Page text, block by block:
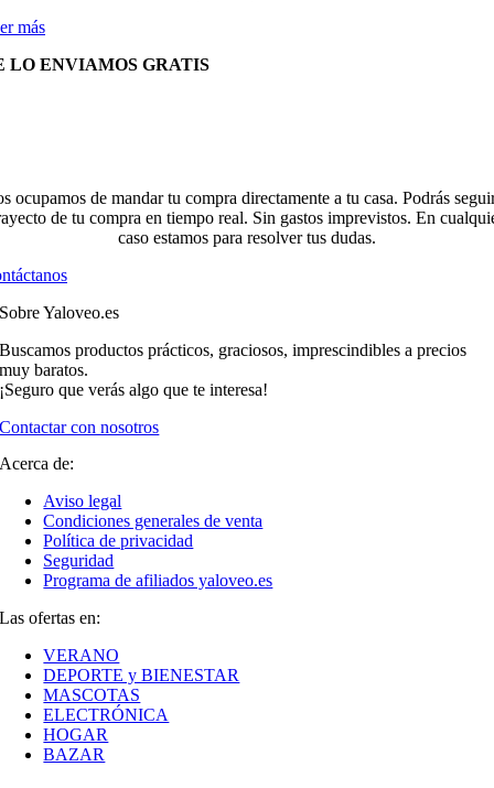
más
LO ENVIAMOS GRATIS
ocupamos de mandar tu compra directamente a tu casa. Podrás
de tu compra en tiempo real. Sin gastos imprevistos. En
caso estamos para resolver tus dudas.
Sobre Yaloveo.es
Buscamos productos prácticos, graciosos, imprescindibles a precios
muy baratos.
¡Seguro que verás algo que te interesa!
Contactar con nosotros
Acerca de:
Aviso legal
Condiciones generales de venta
Política de privacidad
Seguridad
Programa de afiliados yaloveo.es
Las ofertas en:
VERANO
DEPORTE y BIENESTAR
MASCOTAS
ELECTRÓNICA
HOGAR
BAZAR